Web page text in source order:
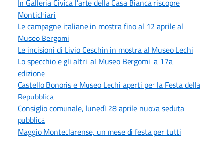
In Galleria Civica l'arte della Casa Bianca riscopre
Montichiari
Le campagne italiane in mostra fino al 12 aprile al
Museo Bergomi
Le incisioni di Livio Ceschin in mostra al Museo Lechi
Lo specchio e gli altri: al Museo Bergomi la 17a
edizione
Castello Bonoris e Museo Lechi aperti per la Festa della
Repubblica
Consiglio comunale, lunedì 28 aprile nuova seduta
pubblica
Maggio Monteclarense, un mese di festa per tutti